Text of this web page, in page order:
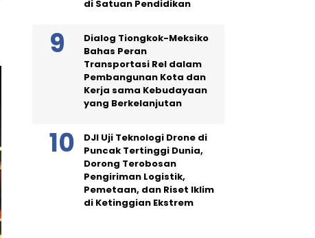
di Satuan Pendidikan
Dialog Tiongkok-Meksiko
Bahas Peran
Transportasi Rel dalam
Pembangunan Kota dan
Kerja sama Kebudayaan
yang Berkelanjutan
DJI Uji Teknologi Drone di
Puncak Tertinggi Dunia,
Dorong Terobosan
Pengiriman Logistik,
Pemetaan, dan Riset Iklim
di Ketinggian Ekstrem